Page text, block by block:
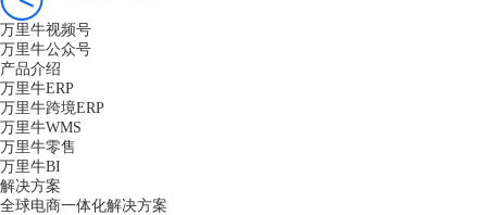
万里牛视频号
万里牛公众号
产品介绍
万里牛ERP
万里牛跨境ERP
万里牛WMS
万里牛零售
万里牛BI
解决方案
全球电商一体化解决方案